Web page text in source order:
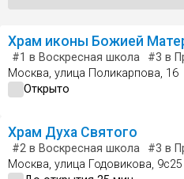
Храм иконы Божией
#1 в Воскресная школа #3 в
Москва, улица Поликарпова, 16
Открыто
Храм Духа Святого
#2 в Воскресная школа #3 в
Москва, улица Годовикова, 9с25